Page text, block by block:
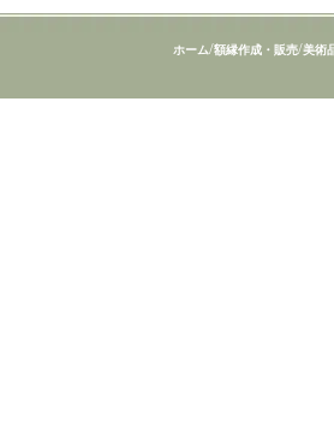
ホーム/額縁作成・販売/美術